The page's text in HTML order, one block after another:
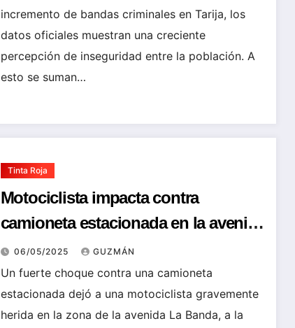
ciudadana
incremento de bandas criminales en Tarija, los
datos oficiales muestran una creciente
percepción de inseguridad entre la población. A
esto se suman…
Tinta Roja
Motociclista impacta contra
camioneta estacionada en la avenida
«La Banda» y sufre TEC en la
avenida : está hospitalizada
06/05/2025 GUZMÁN
Un fuerte choque contra una camioneta
estacionada dejó a una motociclista gravemente
herida en la zona de la avenida La Banda, a la